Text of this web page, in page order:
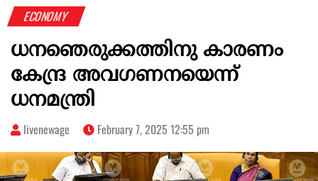
ECONOMY
ധനഞെരുക്കത്തിനു കാരണം
കേന്ദ്ര അവഗണനയെന്ന്
ധനമന്ത്രി
livenewage February 7, 2025 12:55 pm